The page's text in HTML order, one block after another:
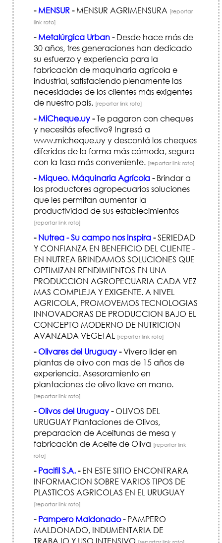
- MENSUR-MENSUR AGRIMENSURA [reportar
link roto]
- Metalúrgica Urban-Desde hace más de
30 años, tres generaciones han dedicado
su esfuerzo y experiencia para la
fabricación de maquinaria agrícola e
industrial, satisfaciendo plenamente las
necesidades de los clientes más exigentes
de nuestro país. [reportar link roto]
- MiCheque.uy-Te pagaron con cheques
y necesitás efectivo? Ingresá a
www.micheque.uy y descontá los cheques
diferidos de la forma más cómoda, segura
con la tasa más conveniente. [reportar link roto]
- Miqueo. Máquinaria Agrícola-Brindar a
los productores agropecuarios soluciones
que les permitan aumentar la
productividad de sus establecimientos
[reportar link roto]
- Nutrea - Su campo nos inspira-SERIEDAD
Y CONFIANZA EN BENEFICIO DEL CLIENTE -
EN NUTREA BRINDAMOS SOLUCIONES QUE
OPTIMIZAN RENDIMIENTOS EN UNA
PRODUCCION AGROPECUARIA CADA VEZ
MAS COMPLEJA Y EXIGENTE. A NIVEL
AGRICOLA, PROMOVEMOS TECNOLOGIAS
INNOVADORAS DE PRODUCCION BAJO EL
CONCEPTO MODERNO DE NUTRICION
AVANZADA VEGETAL [reportar link roto]
- Olivares del Uruguay-Vivero lider en
plantas de olivo con mas de 15 años de
experiencia. Asesoramiento en
plantaciones de olivo llave en mano.
[reportar link roto]
- Olivos del Uruguay-OLIVOS DEL
URUGUAY Plantaciones de Olivos,
preparacion de Aceitunas de mesa y
fabricación de Aceite de Oliva [reportar link
roto]
- Pacifil S.A.-EN ESTE SITIO ENCONTRARA
INFORMACION SOBRE VARIOS TIPOS DE
PLASTICOS AGRICOLAS EN EL URUGUAY
[reportar link roto]
- Pampero Maldonado-PAMPERO
MALDONADO, INDUMENTARIA DE
TRABAJO Y USO INTENSIVO